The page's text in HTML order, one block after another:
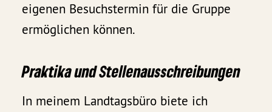
eigenen Besuchstermin für die Gruppe
ermöglichen können.
Praktika und Stellenausschreibungen
In meinem Landtagsbüro biete ich